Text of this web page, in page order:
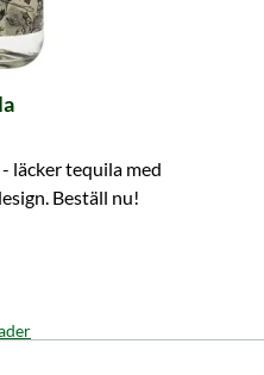
läcker tequila med
Beställ nu!